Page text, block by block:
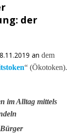
der
an dem
“ (Ökotoken).
im Alltag mittels